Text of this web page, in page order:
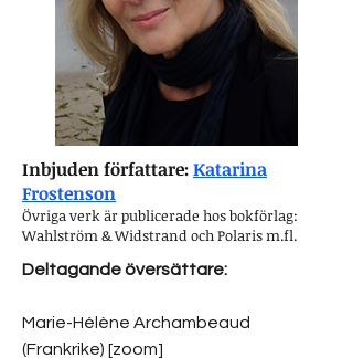
Inbjuden författare:Katarina
Frostenson
Övriga verk är publicerade hos bokförlag:
Wahlström & Widstrand och Polaris m.fl.
Deltagande översättare:
Marie-Hélène Archambeaud
(Frankrike) [zoom]